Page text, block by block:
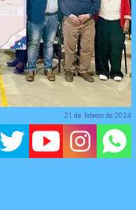
21 de febrero de 2024